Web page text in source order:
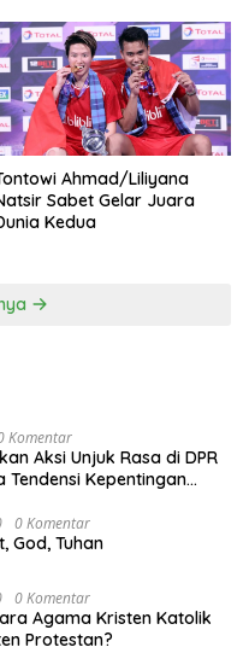
Ahmad/Liliyana
Sabet Gelar Juara
Kedua
Komentar
Aksi Unjuk Rasa di DPR
Tendensi Kepentingan
0 Komentar
God, Tuhan
0 Komentar
Agama Kristen Katolik
Protestan?